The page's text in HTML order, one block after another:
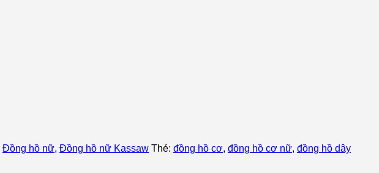
Đồng hồ nữ, Đồng hồ nữ Kassaw Thẻ: đồng hồ cơ, đồng hồ cơ nữ, đồng hồ dây